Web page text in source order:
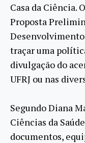
Casa da Ciência.
Proposta
traçar uma
divulgação do
UFRJ ou nas
Segundo Diana
Ciências da
documentos,